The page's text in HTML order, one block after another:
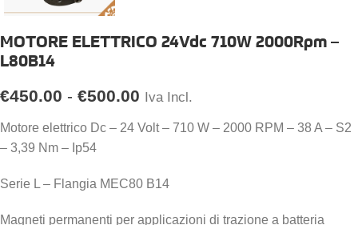
MOTORE ELETTRICO 24Vdc 710W 2000Rpm –
L80B14
€450.00 - €500.00 Iva Incl.
Motore elettrico Dc – 24 Volt – 710 W – 2000 RPM – 38 A – S2
– 3,39 Nm – Ip54
Serie L – Flangia MEC80 B14
Magneti permanenti per applicazioni di trazione a batteria